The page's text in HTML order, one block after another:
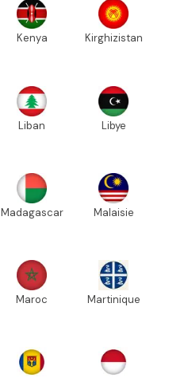
Kenya Kirghizistan
Liban Libye
Madagascar Malaisie
Maroc Martinique